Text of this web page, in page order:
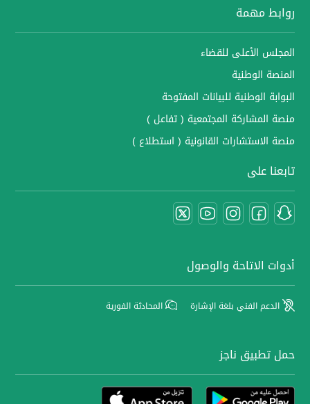
روابط مهمة
المجلس الأعلى للقضاء
المنصة الوطنية
البوابة الوطنية للبيانات المفتوحة
منصة المشاركة المجتمعية ( تفاعل )
منصة الاستشارات القانونية ( استطلاع )
تابعنا على
أدوات الاتاحة والوصول
الدعم الفني بلغة الإشارة المحادثة الفورية
حمل تطبيق ناجز